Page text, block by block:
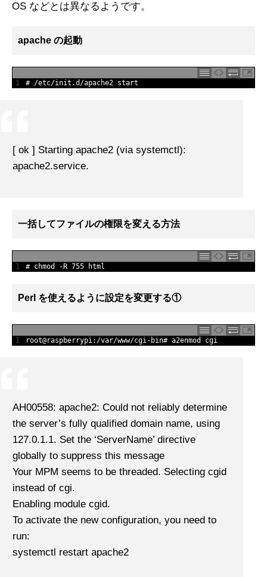
OS などとは異なるようです。
apache の起動
1 # /etc/init.d/apache2 start
[ ok ] Starting apache2 (via systemctl):
apache2.service.
一括してファイルの権限を変える方法
1 # chmod -R 755 html
Perl を使えるように設定を変更する①
1 root@raspberrypi: /var/www/cgi- bin# a2enmod cgi
AH00558: apache2: Could not reliably determine
the server’s fully qualified domain name, using
127.0.1.1. Set the ‘ServerName’ directive
globally to suppress this message
Your MPM seems to be threaded. Selecting cgid
instead of cgi.
Enabling module cgid.
To activate the new configuration, you need to
run:
systemctl restart apache2